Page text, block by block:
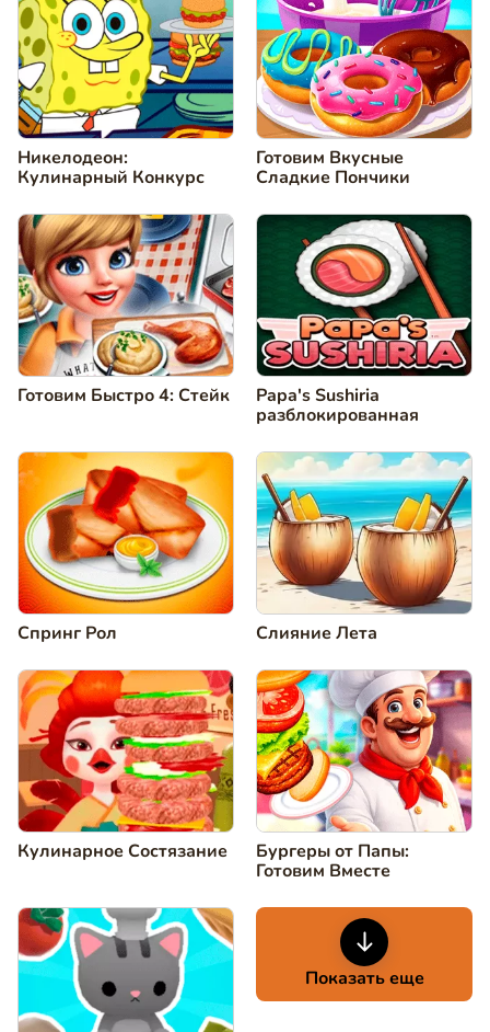
Никелодеон:
Кулинарный Конкурс
Готовим Вкусные
Сладкие Пончики
Готовим Быстро 4: Стейк
Papa's Sushiria
разблокированная
Спринг Рол Слияние Лета
Кулинарное Состязание
Бургеры от Папы:
Готовим Вместе
Показать еще